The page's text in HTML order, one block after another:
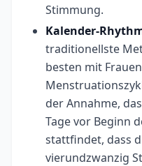
Stimmung.
Kalender-
traditionellste
besten mit
der Annahme,
Tage vor Beginn
stattfindet, dass
vierundzwanzig